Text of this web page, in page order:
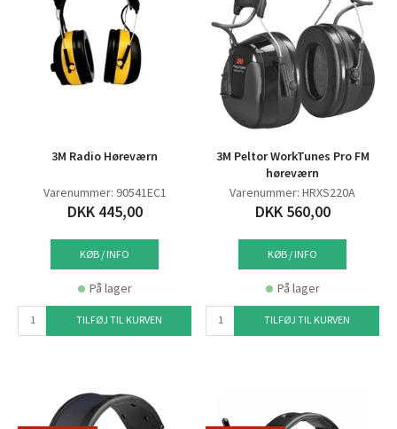
3M Radio Høreværn
Varenummer: 90541EC1
DKK 445,00
KØB / INFO
På lager
TILFØJ TIL KURVEN
3M Peltor WorkTunes Pro FM
høreværn
Varenummer: HRXS220A
DKK 560,00
KØB / INFO
På lager
TILFØJ TIL KURVEN